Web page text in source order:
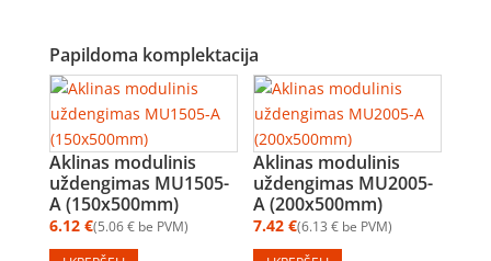
Papildoma komplektacija
Aklinas modulinis
uždengimas MU1505-
A (150x500mm)
6.12 € 5.06€ be PVM
Aklinas modulinis
uždengimas MU2005-
A (200x500mm)
7.42€ 6.13€ be PVM